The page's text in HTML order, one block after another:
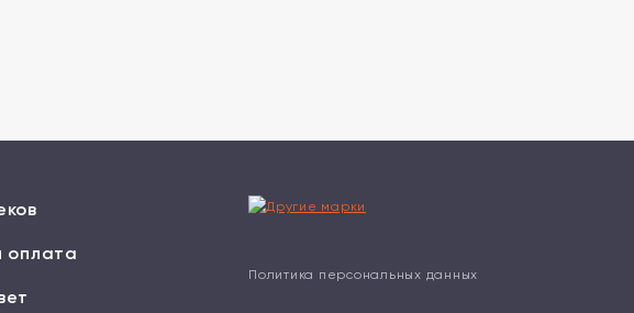
оплата
Политика персональных данных